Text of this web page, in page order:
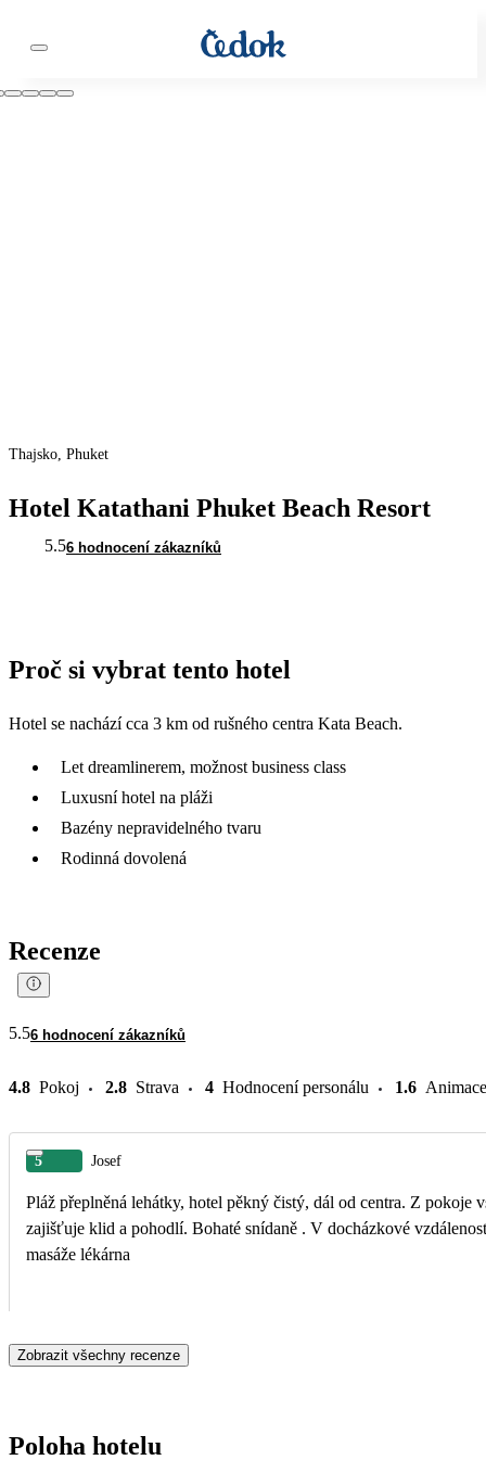
Thajsko, Phuket
Hotel Katathani Phuket Beach Resort
5.56 hodnocení zákazníků
Proč si vybrat tento hotel
Hotel se nachází cca 3 km od rušného centra Kata Beach.
Let dreamlinerem, možnost business class
Luxusní hotel na pláži
Bazény nepravidelného tvaru
Rodinná dovolená
Recenze
5.56 hodnocení zákazníků
4.8 Pokoj 2.8 Strava 4 Hodnocení personálu 1.6 Animace
5 Josef
Pláž přeplněná lehátky, hotel pěkný čistý, dál od centra. Z pokoje
zajišťuje klid a pohodlí. Bohaté snídaně . V docházkové
masáže lékárna
Zobrazit všechny recenze
Poloha hotelu